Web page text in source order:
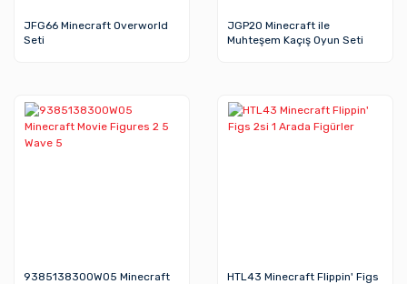
JFG66 Minecraft Overworld
Seti
JGP20 Minecraft ile
Muhteşem Kaçış Oyun Seti
9385138300W05 Minecraft
HTL43 Minecraft Flippin' Figs